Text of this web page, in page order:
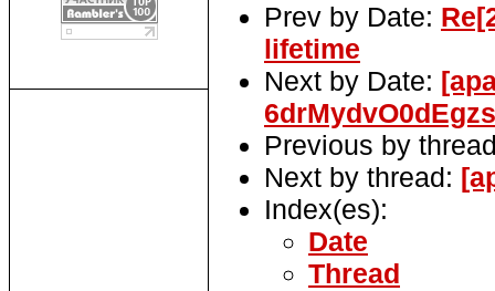
Prev by Date:
lifetime
Next by Date:
Previous by
Next by thread:
Index(es):
Date
Thread